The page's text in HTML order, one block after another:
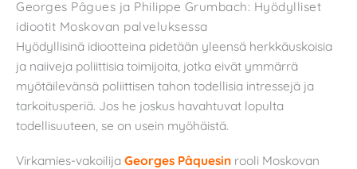
Georges Pâgues ja Philippe Grumbach: Hyödylliset
idiootit Moskovan palveluksessa
Hyödyllisinä idiootteina pidetään yleensä herkkäuskoisia
ja naiiveja poliittisia toimijoita, jotka eivät ymmärrä
myötäilevänsä poliittisen tahon todellisia intressejä ja
tarkoitusperiä. Jos he joskus havahtuvat lopulta
todellisuuteen, se on usein myöhäistä.
Virkamies-vakoilija Georges Pâquesin rooli Moskovan